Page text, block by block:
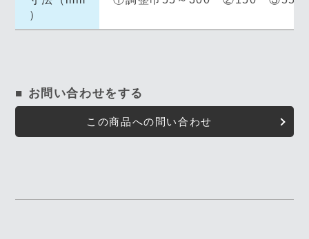
）
■ お問い合わせをする
この商品への問い合わせ